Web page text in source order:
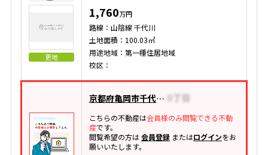
更地
1,760万円
路線：山陰線 千代川
土地面積：100.03㎡
用途地域：第一種住居地域
校区：
京都府亀岡市千代川町今津
こちらの不動産は会員様のみ閲覧できる不動
産です。
閲覧希望の方は会員登録またはログインをお
願いいたします。